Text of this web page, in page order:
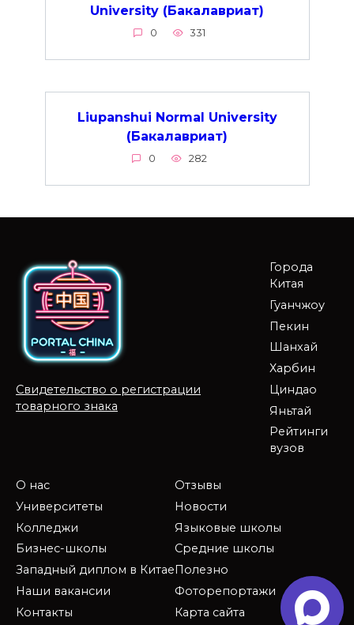
University (Бакалавриат)
0 331
Liupanshui Normal University
(Бакалавриат)
0 282
Свидетельство о регистрации
товарного знака
Города
Китая
Гуанчжоу
Пекин
Шанхай
Харбин
Циндао
Яньтай
Рейтинги
вузов
О нас
Университеты
Колледжи
Бизнес-школы
Западный диплом в Китае
Наши вакансии
Контакты
Отзывы
Новости
Языковые школы
Средние школы
Полезно
Фоторепортажи
Карта сайта